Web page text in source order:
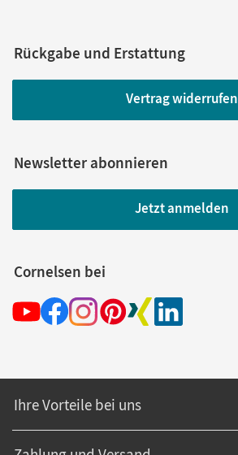
Rückgabe und Erstattung
Vertrag widerrufen
Newsletter abonnieren
Jetzt anmelden
Cornelsen bei
Ihre Vorteile bei uns